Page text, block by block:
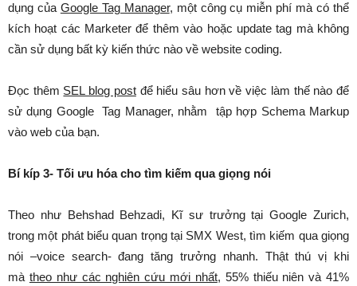
dụng của Google Tag Manager, một công cụ miễn phí mà có thể
kích hoạt các Marketer để thêm vào hoặc update tag mà không
cần sử dụng bất kỳ kiến thức nào về website coding.
Đọc thêm SEL blog postđể hiểu sâu hơn về việc làm thế nào để
sử dụng Google Tag Manager, nhằm tập hợp Schema Markup
vào web của bạn.
Bí kíp 3- Tối ưu hóa cho tìm kiếm qua giọng nói
Theo như Behshad Behzadi, Kĩ sư trưởng tại Google Zurich,
trong một phát biểu quan trọng tại SMX West, tìm kiếm qua giọng
nói –voice search- đang tăng trưởng nhanh. Thật thú vị khi
mà theo như các nghiên cứu mới nhất, 55% thiếu niên và 41%